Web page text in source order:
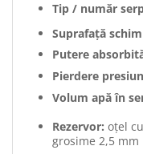
Tip / număr
Suprafață
Putere
Pierdere
Volum apă în
Rezervor: oțel
grosime 2,5 mm